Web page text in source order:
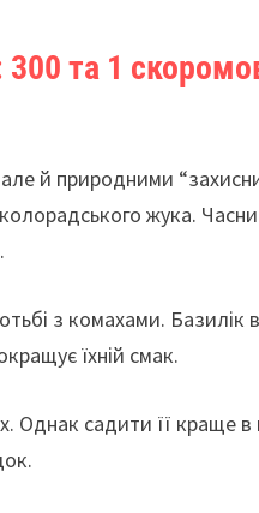
та 1
й природними
жука.
з комахами. Базилік
їхній смак.
Однак садити її краще